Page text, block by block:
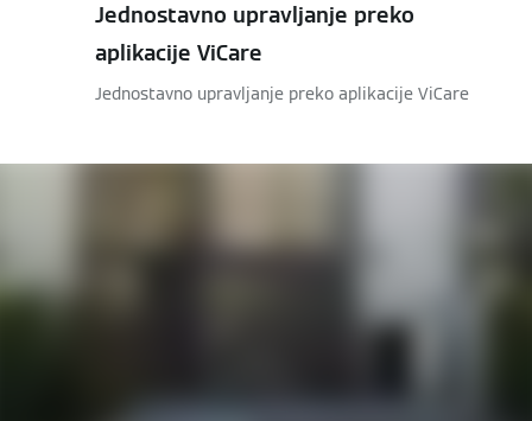
Jednostavno upravljanje preko
aplikacije ViCare
Jednostavno upravljanje preko aplikacije ViCare